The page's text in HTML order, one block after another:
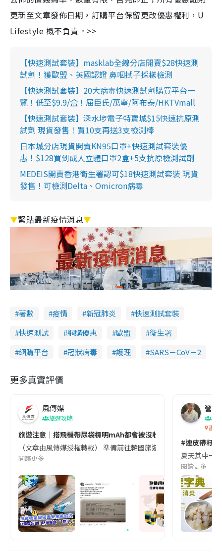
更新至文章發佈日期，訂購平台保留更改優惠權利，U
Lifestyle 概不負責。>>
【快速測試套裝】masklab全線分店開賣$28快速測
試劑！獲歐盟、英國認證 鼻咽拭子採樣檢測
【快速測試套裝】20大病毒快速測試劑購買平台一
覽！低至$9.9/盒！屈臣氏/萬寧/阿布泰/HKTVmall
【快速測試套裝】深水埗電子特賣城$15快速抗原測
試劑 現貨發售！買10支再送3支檢測棒
日本城分店現貨開賣KN95口罩+快速測試套裝優
惠！$128買到成人立體口罩2盒+5支抗原檢測試劑
MEDEIS開賣香港衛生署認可$18快速測試套裝 現貨
發售！可檢測Delta、Omicron病毒
▼緊貼最新疫情消息▼
著數 疫情 新冠肺炎
快速測試套裝
快速測試
網購優惠 歐盟
衞生署
網購平台
冠狀病毒 護理 SARS－CoV－2
更多真實評價
風傳媒
旅遊攻略
旅遊注意｜搭飛機帶尿袋標明mAh都會被沒收😱出發前切記檢查
（文章由風傳媒授權轉載） 準備前往韓國旅遊的民眾，近期要
閱讀更多
營養
香港
#連皮帶籽
夏天其中一
閱讀更多